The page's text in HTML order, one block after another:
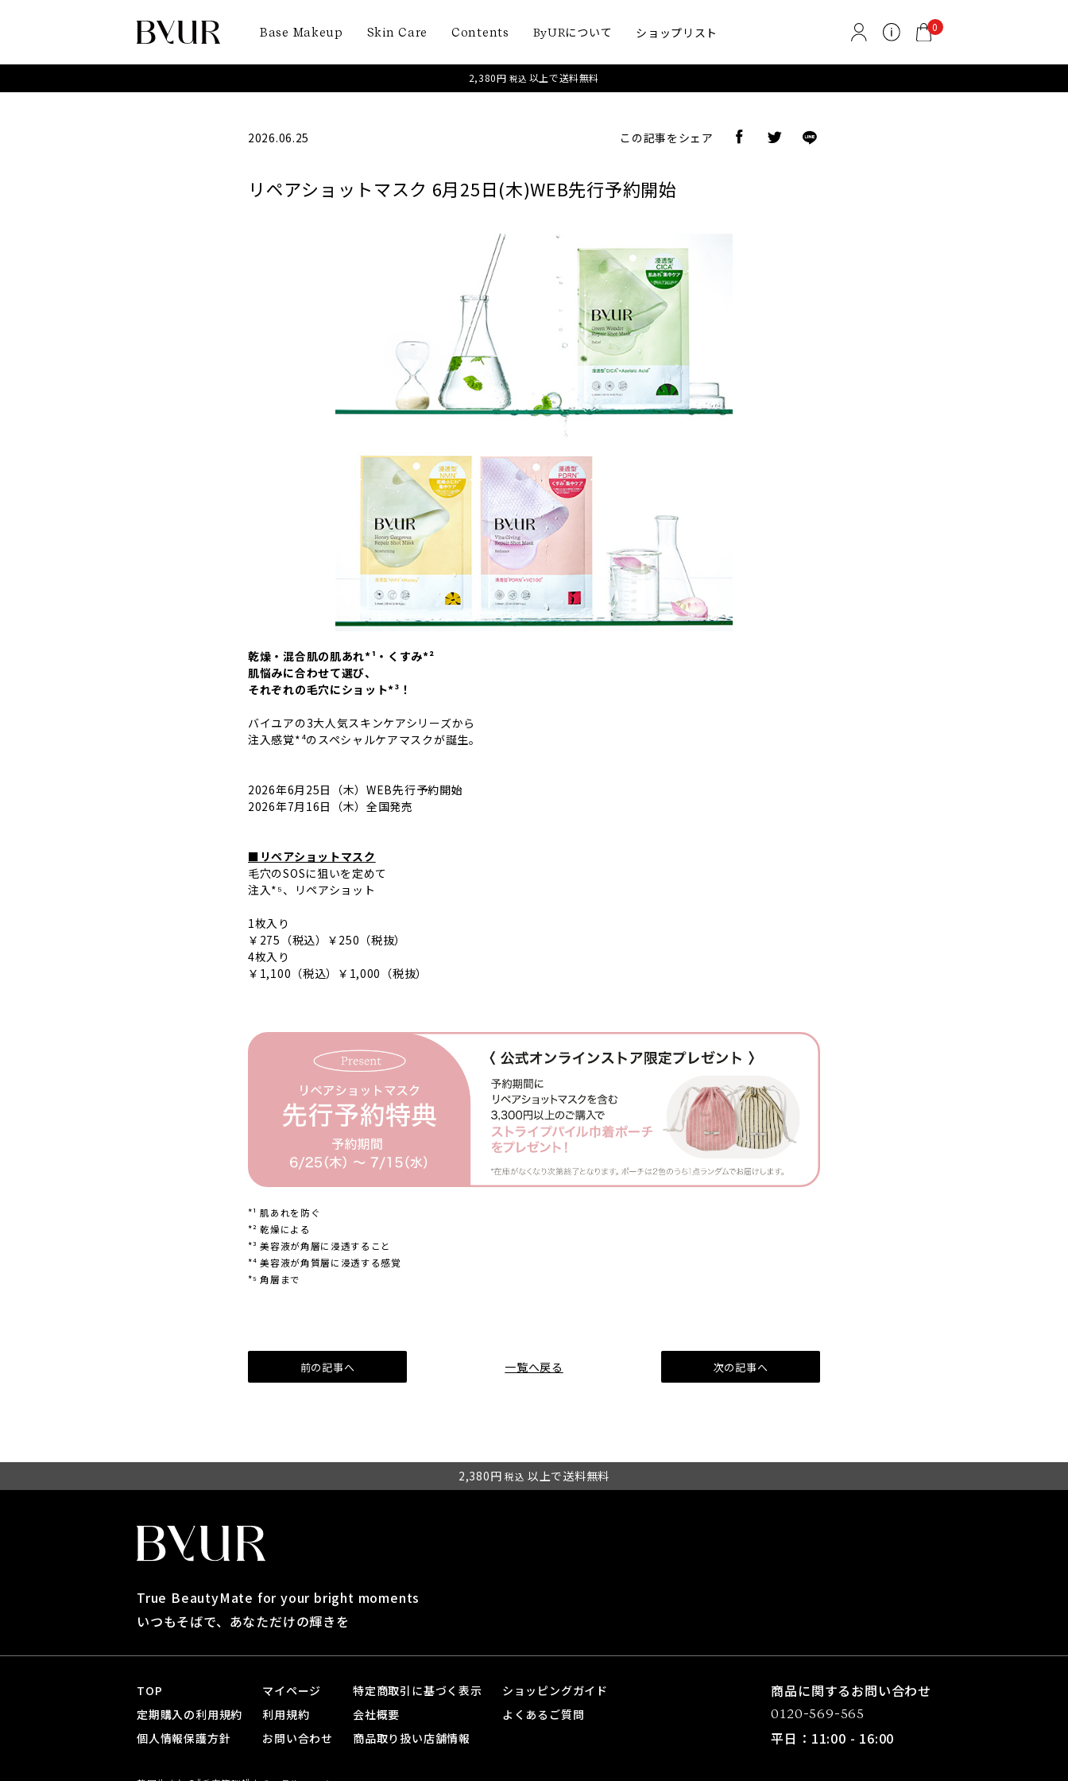
Base Makeup Skin Care Contents ByURについて ショップリスト 0
2,380円税込 以上で送料無料
2026.06.25 この記事をシェア
リペアショットマスク 6月25日(木)WEB先行予約開始
乾燥・混合肌の肌あれ*¹・くすみ*²
肌悩みに合わせて選び、
それぞれの毛穴にショット*³！
バイユアの3大人気スキンケアシリーズから
注入感覚*⁴のスペシャルケアマスクが誕生。
2026年6月25日（木）WEB先行予約開始
2026年7月16日（木）全国発売
■リペアショットマスク
毛穴のSOSに狙いを定めて
注入*⁵、リペアショット
1枚入り
￥275（税込）￥250（税抜）
4枚入り
￥1,100（税込）￥1,000（税抜）
*¹ 肌あれを防ぐ
*² 乾燥による
*³ 美容液が角層に浸透すること
*⁴ 美容液が角質層に浸透する感覚
*⁵ 角層まで
前の記事へ 一覧へ戻る 次の記事へ
2,380円 税込 以上で送料無料
True BeautyMate for your bright moments
いつもそばで、あなただけの輝きを
TOP
定期購入の利用規約
個人情報保護方針
マイページ
利用規約
お問い合わせ
特定商取引に基づく表示
会社概要
商品取り扱い店舗情報
ショッピングガイド
よくあるご質問
商品に関するお問い合わせ
0120-569-565
平日：11:00 - 16:00